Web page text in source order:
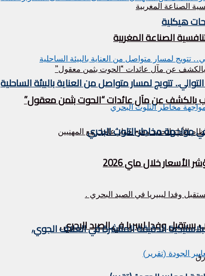
خلال ماي 2026
هيكلية
تتويج لمسار متواصل من العناية بالبيئة الساحلية
الدقيقة المنتشرة في الغلاف الجوي،